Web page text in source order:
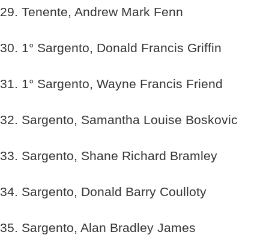
29. Tenente, Andrew Mark Fenn
30. 1° Sargento, Donald Francis Griffin
31. 1° Sargento, Wayne Francis Friend
32. Sargento, Samantha Louise Boskovic
33. Sargento, Shane Richard Bramley
34. Sargento, Donald Barry Coulloty
35. Sargento, Alan Bradley James